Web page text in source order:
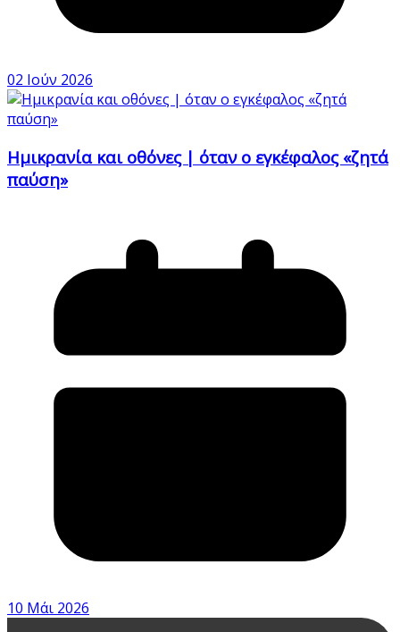
02 Ιούν 2026
Ημικρανία και οθόνες | όταν ο εγκέφαλος «ζητά
παύση»
10 Μάι 2026